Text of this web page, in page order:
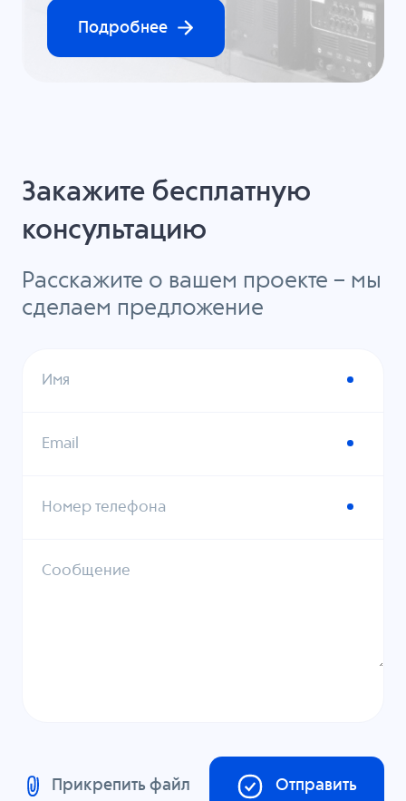
Подробнее
Закажите бесплатную
консультацию
Расскажите о вашем проекте – мы
сделаем предложение
Имя
Email
Номер телефона
Сообщение
Прикрепить файл Отправить